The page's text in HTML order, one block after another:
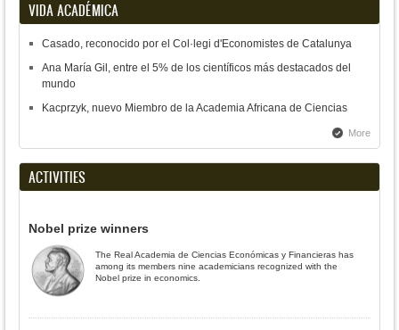
VIDA ACADÉMICA
Casado, reconocido por el Col·legi d'Economistes de Catalunya
Ana María Gil, entre el 5% de los científicos más destacados del
mundo
Kacprzyk, nuevo Miembro de la Academia Africana de Ciencias
More
ACTIVITIES
Nobel prize winners
The Real Academia de Ciencias Económicas y Financieras has
among its members nine academicians recognized with the
Nobel prize in economics.